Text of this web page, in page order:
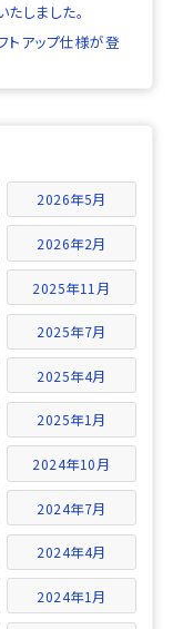
しました。
トアップ仕様が登
2026年5月
2026年2月
2025年11月
2025年7月
2025年4月
2025年1月
2024年10月
2024年7月
2024年4月
2024年1月